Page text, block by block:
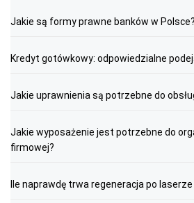
Jakie są formy prawne banków w Polsce?
Kredyt gotówkowy: odpowiedzialne
Jakie uprawnienia są potrzebne do
Jakie wyposażenie jest potrzebne do
firmowej?
Ile naprawdę trwa regeneracja po